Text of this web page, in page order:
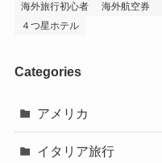
海外旅行初心者
海外航空券
４つ星ホテル
Categories
アメリカ
イタリア旅行